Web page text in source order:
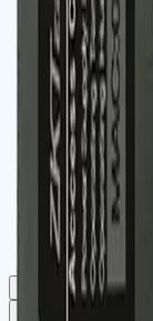
Weight
Commander par